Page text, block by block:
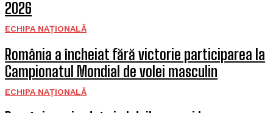
2026
ECHIPA NAȚIONALĂ
România a încheiat fără victorie participarea la
Campionatul Mondial de volei masculin
ECHIPA NAȚIONALĂ